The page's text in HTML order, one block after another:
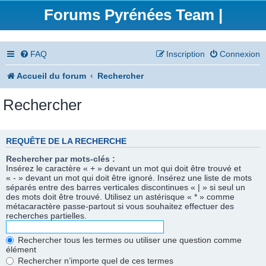
Forums Pyrénées Team |
FAQ Connexion
Inscription
Accueil du forum Rechercher
Rechercher
REQUÊTE DE LA RECHERCHE
Rechercher par mots-clés :
Insérez le caractère « + » devant un mot qui doit être trouvé et
« - » devant un mot qui doit être ignoré. Insérez une liste de mots
séparés entre des barres verticales discontinues « | » si seul un
des mots doit être trouvé. Utilisez un astérisque « * » comme
métacaractère passe-partout si vous souhaitez effectuer des
recherches partielles.
Rechercher tous les termes ou utiliser une question comme
élément
Rechercher n’importe quel de ces termes